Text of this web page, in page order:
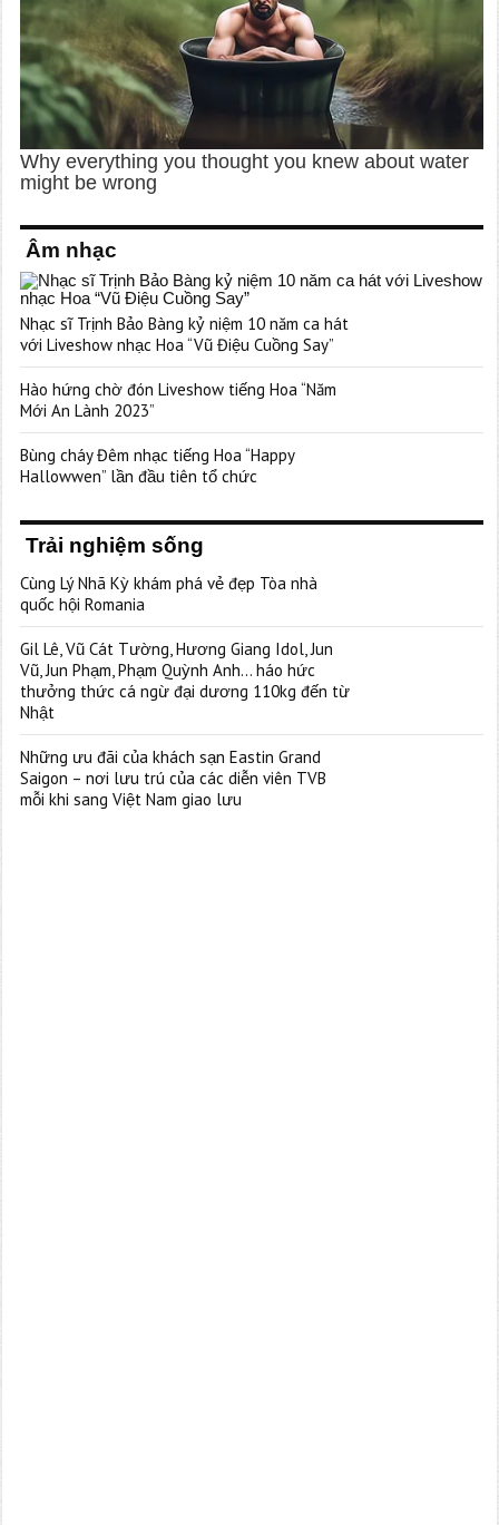
Âm nhạc
Nhạc sĩ Trịnh Bảo Bàng kỷ niệm 10 năm ca hát
với Liveshow nhạc Hoa “Vũ Điệu Cuồng Say”
Hào hứng chờ đón Liveshow tiếng Hoa “Năm
Mới An Lành 2023”
Bùng cháy Đêm nhạc tiếng Hoa “Happy
Hallowwen” lần đầu tiên tổ chức
Trải nghiệm sống
Cùng Lý Nhã Kỳ khám phá vẻ đẹp Tòa nhà
quốc hội Romania
Gil Lê, Vũ Cát Tường, Hương Giang Idol, Jun
Vũ, Jun Phạm, Phạm Quỳnh Anh… háo hức
thưởng thức cá ngừ đại dương 110kg đến từ
Nhật
Những ưu đãi của khách sạn Eastin Grand
Saigon – nơi lưu trú của các diễn viên TVB
mỗi khi sang Việt Nam giao lưu